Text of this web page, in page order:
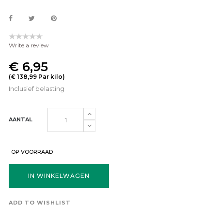
Write a review
€ 6,95
(€ 138,99 Par kilo)
Inclusief belasting
AANTAL
OP VOORRAAD
IN WINKELWAGEN
ADD TO WISHLIST